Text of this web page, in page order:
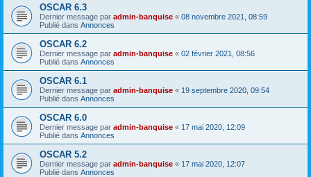
OSCAR 6.3
Dernier message par admin-banquise « 08 novembre 2021, 08:59
Publié dans Annonces
OSCAR 6.2
Dernier message par admin-banquise « 02 février 2021, 08:56
Publié dans Annonces
OSCAR 6.1
Dernier message par admin-banquise « 19 septembre 2020, 09:54
Publié dans Annonces
OSCAR 6.0
Dernier message par admin-banquise « 17 mai 2020, 12:09
Publié dans Annonces
OSCAR 5.2
Dernier message par admin-banquise « 17 mai 2020, 12:07
Publié dans Annonces